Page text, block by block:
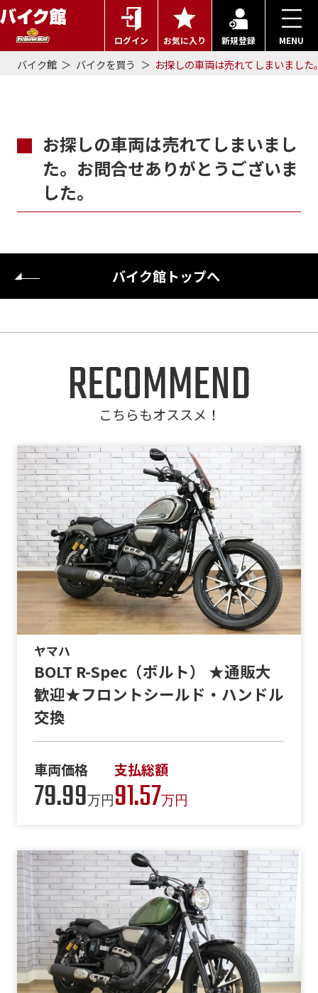
ログイン お気に入り 新規登録 MENU
バイク館 バイクを買う お探しの車両は売れてしまいまし
お探しの車両は売れてしまいまし
た。お問合せありがとうございま
した。
バイク館トップへ
RECOMMEND
こちらもオススメ！
ヤマハ
BOLT R-Spec（ボルト） ★通販大
歓迎★フロントシールド・ハンドル
交換
車両価格
79.99万円
支払総額
91.57万円